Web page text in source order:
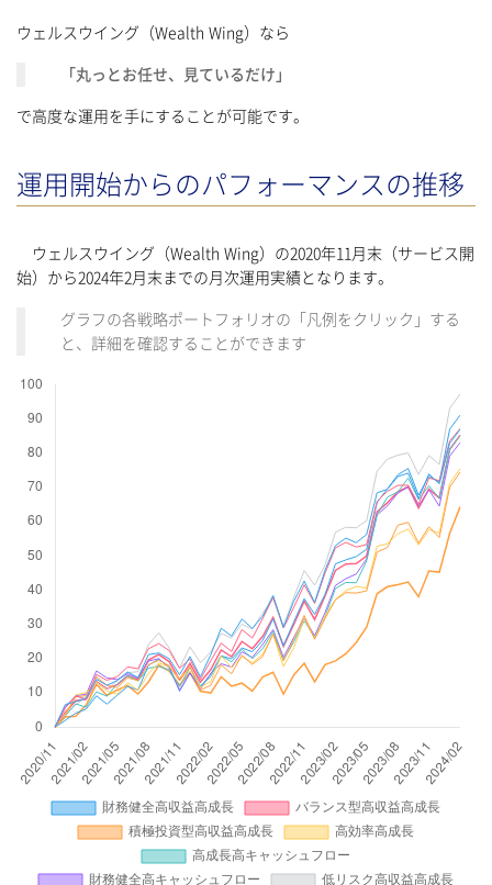
ウェルスウイング（Wealth Wing）なら
「丸っとお任せ、見ているだけ」
で高度な運用を手にすることが可能です。
運用開始からのパフォーマンスの推移
ウェルスウイング（Wealth Wing）の2020年11月末（サービス開
始）から2024年2月末までの月次運用実績となります。
グラフの各戦略ポートフォリオの「凡例をクリック」する
と、詳細を確認することができます